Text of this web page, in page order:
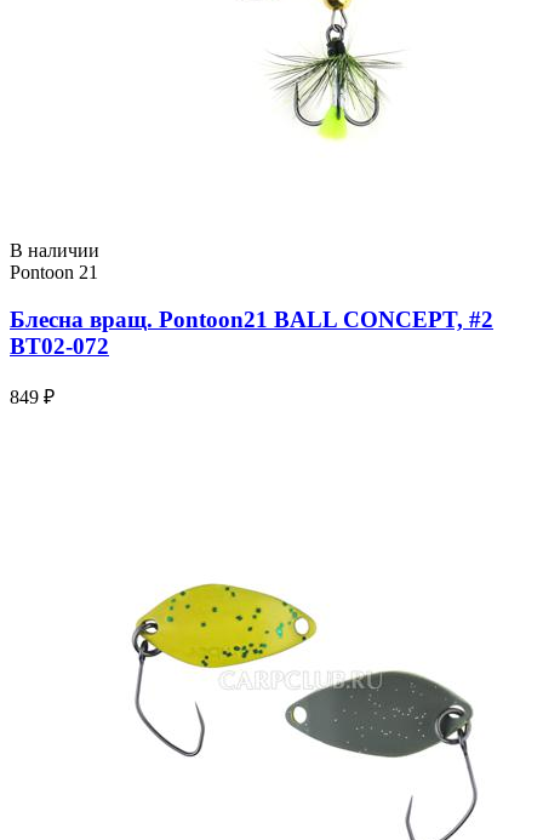
В наличии
Pontoon 21
Блесна вращ. Pontoon21 BALL CONCEPT, #2
BT02-072
849 ₽